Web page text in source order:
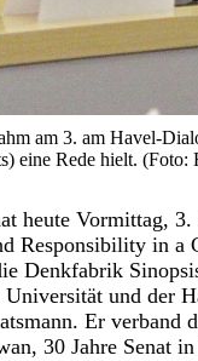
am 3. am Havel-
eine Rede hielt. (Foto:
heute Vormittag,
Responsibility in a
Denkfabrik
und der
Er verband
30 Jahre Senat